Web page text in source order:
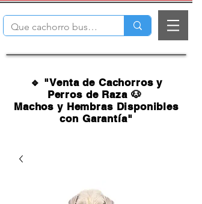
🔹 "Venta de Cachorros y
Perros de Raza 🐶
Machos y Hembras Disponibles
con Garantía"